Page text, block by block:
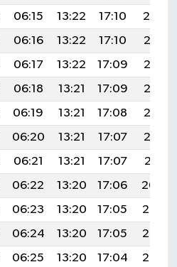
06:15 13:22 17:10
20:19
06:16 13:22 17:10
20:17
06:17 13:22 17:09
20:16
06:18 13:21 17:09
20:15
06:19 13:21 17:08
20:13
06:20 13:21 17:07
20:12
06:21 13:21 17:07
20:11
06:22 13:20 17:06
20:09
06:23 13:20 17:05
20:08
06:24 13:20 17:05
20:06
06:25 13:20 17:04
20:05